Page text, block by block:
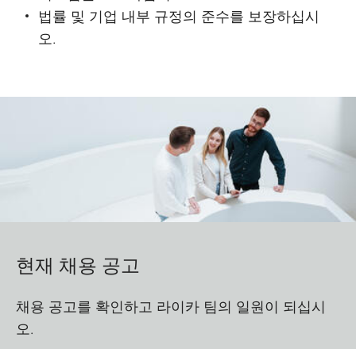
법률 및 기업 내부 규정의 준수를 보장하십시
오.
현재 채용 공고
채용 공고를 확인하고 라이카 팀의 일원이 되십시
오.